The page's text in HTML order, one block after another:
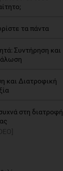
τα πάντα
Συντήρηση και
και Διατροφική
στη διατροφή